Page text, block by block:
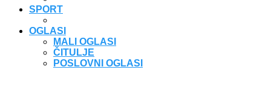
SPORT
OGLASI
MALI OGLASI
ČITULJE
POSLOVNI OGLASI